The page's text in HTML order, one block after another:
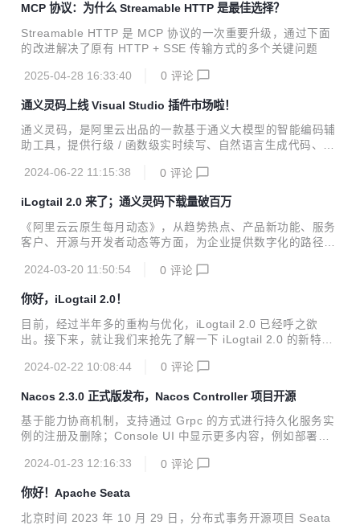
MCP 协议：为什么 Streamable HTTP 是最佳选择？
Streamable HTTP 是 MCP 协议的一次重要升级，通过下面
的改进解决了原有 HTTP + SSE 传输方式的多个关键问题
2025-04-28 16:33:40 0 评论
通义灵码上线 Visual Studio 插件市场啦！
通义灵码，是阿里云出品的一款基于通义大模型的智能编码辅
助工具，提供行级 / 函数级实时续写、自然语言生成代码、单
答、异常报错排查等能力，提供代码智能生成、研发智能问答
2024-06-22 11:15:38 0 评论
iLogtail 2.0 来了；通义灵码下载量破百万
《阿里云云原生每月动态》，从趋势热点、产品新功能、服务
客户、开源与开发者动态等方面，为企业提供数字化的路径与
2024-03-20 11:50:54
0 评论
你好，iLogtail 2.0！
目前，经过半年多的重构与优化，iLogtail 2.0 已经呼之欲
出。接下来，就让我们来抢先了解一下 iLogtail 2.0 的新特性
2024-02-22 10:08:44
0 评论
Nacos 2.3.0 正式版发布，Nacos Controller 项目开源
基于能力协商机制，支持通过 Grpc 的方式进行持久化服务实
例的注册及删除；Console UI 中显示更多内容，例如部署模
2024-01-23 12:16:33
0 评论
你好！Apache Seata
北京时间 2023 年 10 月 29 日，分布式事务开源项目 Seata